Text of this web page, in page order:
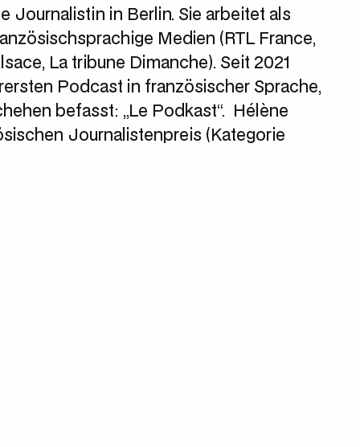
Journalistin in Berlin. Sie arbeitet als
Medien (RTL France,
La tribune Dimanche). Seit 2021
Podcast in französischer Sprache,
befasst: „Le Podkast“. Hélène
Journalistenpreis (Kategorie